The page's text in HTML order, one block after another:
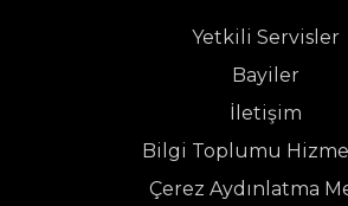
Yetkili Servisler
Bayiler
İletişim
Bilgi Toplumu
Çerez Aydınlatma